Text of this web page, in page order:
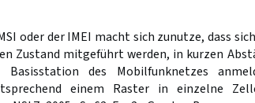
oder der IMEI macht sich zunutze, dass
Zustand mitgeführt werden, in kurzen
Basisstation des Mobilfunknetzes
einem Raster in einzelne